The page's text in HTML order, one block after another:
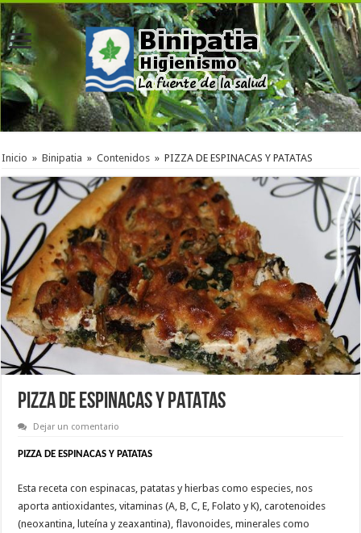
Inicio » Binipatia » Contenidos » PIZZA DE ESPINACAS Y PATATAS
PIZZA DE ESPINACAS Y PATATAS
Dejar un comentario
PIZZA DE ESPINACAS Y PATATAS
Esta receta con espinacas, patatas y hierbas como especies, nos
aporta antioxidantes, vitaminas (A, B, C, E, Folato y K), carotenoides
(neoxantina, luteína y zeaxantina), flavonoides, minerales como